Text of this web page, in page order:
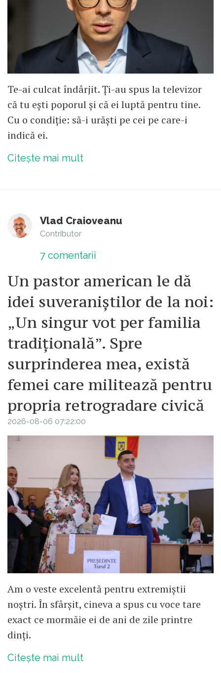
Te-ai culcat îndârjit. Ți-au spus la televizor
că tu ești poporul și că ei luptă pentru tine.
Cu o condiție: să-i urăști pe cei pe care-i
indică ei.
Citește mai mult
Vlad Craioveanu
Contributor
7 comentarii
Un pastor american le dă
idei suveraniștilor de la noi:
„Un singur vot per familia
tradițională”. Spre
surprinderea mea, există
femei care militează pentru
propria retrogradare civică
2026-08-06 07:22:00
Am o veste excelentă pentru extremiștii
noștri. În sfârșit, cineva a spus cu voce tare
exact ce mormăie ei de ani de zile printre
dinți.
Citește mai mult